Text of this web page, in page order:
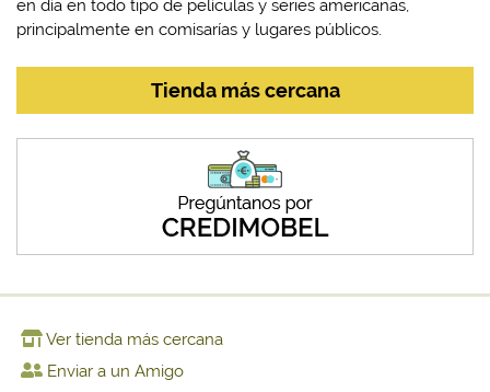
Tienda más cercana
en día en todo tipo de películas y series americanas,
principalmente en comisarías y lugares públicos.
Ver tienda más cercana
Enviar a un Amigo